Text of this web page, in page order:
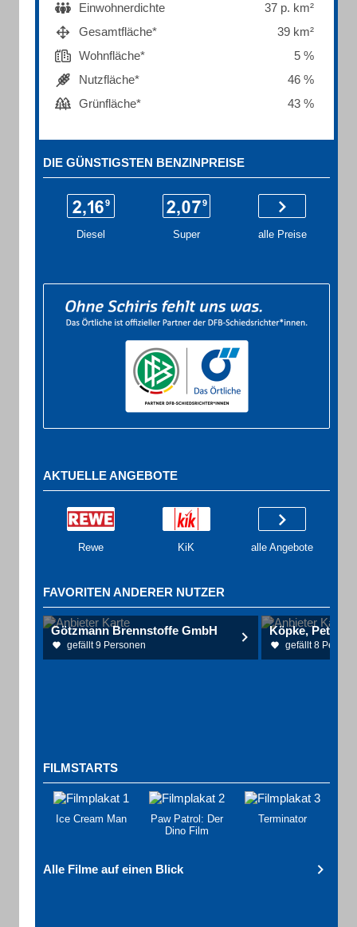
Einwohnerdichte
37 p. km²
Gesamtfläche*
39 km²
Wohnfläche*
5 %
Nutzfläche*
46 %
Grünfläche*
43 %
DIE GÜNSTIGSTEN BENZINPREISE
Diesel Super alle Preise
AKTUELLE ANGEBOTE
Rewe KiK alle Angebote
FAVORITEN ANDERER NUTZER
Götzmann Brennstoffe GmbH
gefällt 9 Personen gefällt 8
FILMSTARTS
Ice Cream Man
Paw Patrol: Der
Dino Film
Terminator
Alle Filme auf einen Blick